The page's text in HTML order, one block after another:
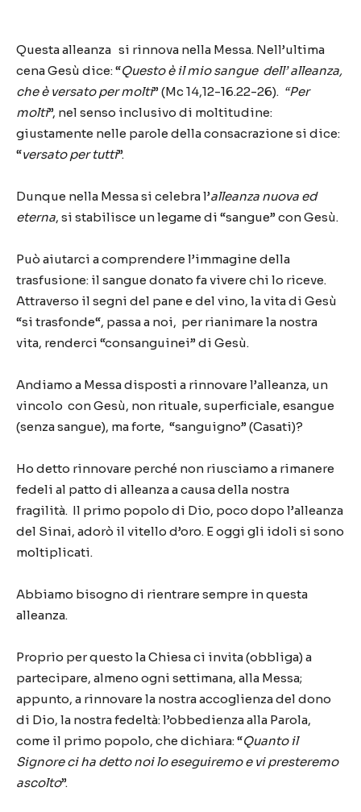
Questa alleanza si rinnova nella Messa. Nell’ultima
cena Gesù dice: “Questo è il mio sangue dell’ alleanza,
che è versato per molti” (Mc 14,12-16.22-26). “Per
molti”, nel senso inclusivo di moltitudine:
giustamente nelle parole della consacrazione si dice:
“versato per tutti”.
Dunque nella Messa si celebra l’alleanza nuova ed
eterna, si stabilisce un legame di “sangue” con Gesù.
Può aiutarci a comprendere l’immagine della
trasfusione: il sangue donato fa vivere chi lo riceve.
Attraverso il segni del pane e del vino, la vita di Gesù
“si trasfonde“, passa a noi, per rianimare la nostra
vita, renderci “consanguinei” di Gesù.
Andiamo a Messa disposti a rinnovare l’alleanza, un
vincolo con Gesù, non rituale, superficiale, esangue
(senza sangue), ma forte, “sanguigno” (Casati)?
Ho detto rinnovare perché non riusciamo a rimanere
fedeli al patto di alleanza a causa della nostra
fragilità. Il primo popolo di Dio, poco dopo l’alleanza
del Sinai, adorò il vitello d’oro. E oggi gli idoli si sono
moltiplicati.
Abbiamo bisogno di rientrare sempre in questa
alleanza.
Proprio per questo la Chiesa ci invita (obbliga) a
partecipare, almeno ogni settimana, alla Messa;
appunto, a rinnovare la nostra accoglienza del dono
di Dio, la nostra fedeltà: l’obbedienza alla Parola,
come il primo popolo, che dichiara: “Quanto il
Signore ci ha detto noi lo eseguiremo e vi presteremo
ascolto”.